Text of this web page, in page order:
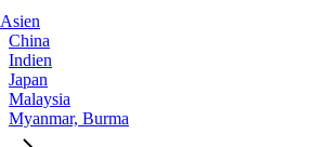
Asien
China
Indien
Japan
Malaysia
Myanmar, Burma